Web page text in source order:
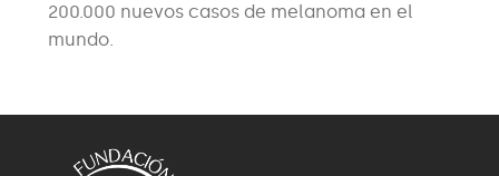
200.000 nuevos casos de melanoma en el
mundo.